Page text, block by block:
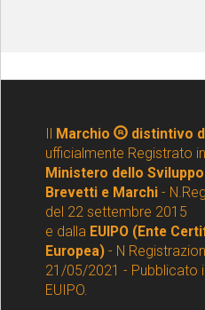
Il Marchio distintivo
ufficialmente Registrato
Ministero dello
Brevetti e Marchi -
del 22 settembre 2015
e dalla EUIPO (Ente
Europea) - N
21/05/2021 - Pubblicato
EUIPO.